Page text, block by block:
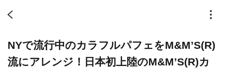
NYで流行中のカラフルパフェをM&M’S(R)
流にアレンジ！日本初上陸のM&M’S(R)カ